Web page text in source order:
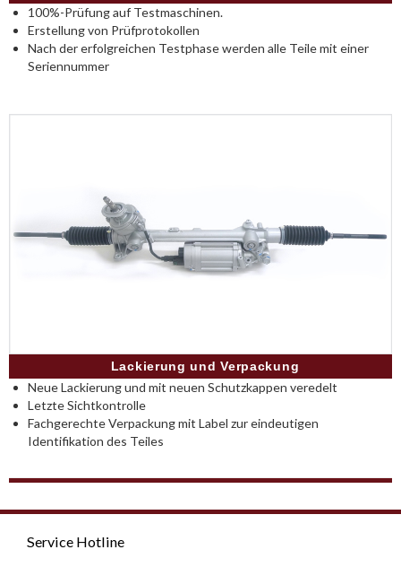
100%-Prüfung auf Testmaschinen.
Erstellung von Prüfprotokollen
Nach der erfolgreichen Testphase werden alle Teile mit einer
Seriennummer
Lackierung und Verpackung
Neue Lackierung und mit neuen Schutzkappen veredelt
Letzte Sichtkontrolle
Fachgerechte Verpackung mit Label zur eindeutigen
Identifikation des Teiles
Service Hotline